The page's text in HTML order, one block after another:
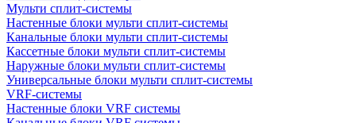
Мульти сплит-системы
Настенные блоки мульти сплит-системы
Канальные блоки мульти сплит-системы
Кассетные блоки мульти сплит-системы
Наружные блоки мульти сплит-системы
Универсальные блоки мульти сплит-системы
VRF-системы
Настенные блоки VRF системы